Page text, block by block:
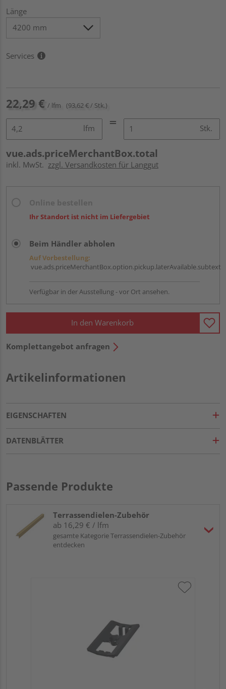
Länge
Services
22,29 € / lfm (93,62 € / Stk.)
lfm Stk.
vue.ads.priceMerchantBox.total
inkl. MwSt. zzgl. Versandkosten für Langgut
Ihr Standort ist nicht im Liefergebiet
Beim Händler abholen
Auf Vorbestellung:
vue.ads.priceMerchantBox.option.pickup.laterAvailable.subtext
Verfügbar in der Ausstellung - vor Ort ansehen.
In den Warenkorb
Komplettangebot anfragen
Artikelinformationen
EIGENSCHAFTEN
DATENBLÄTTER
Passende Produkte
Terrassendielen-Zubehör
ab 16,29 € / lfm
gesamte Kategorie Terrassendielen-Zubehör
entdecken